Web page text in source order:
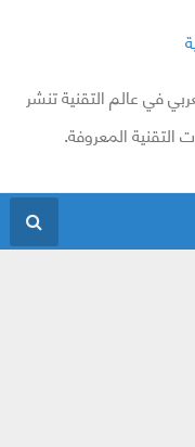
في عالم التقنية تنشر
المعروفة.